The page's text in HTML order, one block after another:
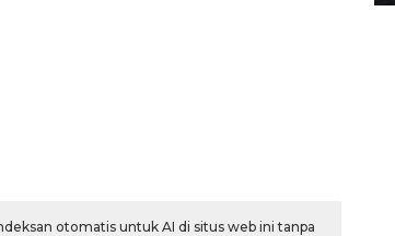
otomatis untuk AI di situs web ini tanpa